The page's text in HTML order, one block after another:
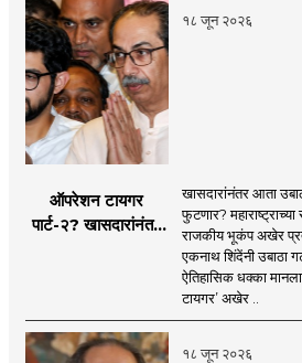
१८ जून २०२६
ऑपरेशन टायगर
पार्ट-२? खासदारांनंतर
खासदारांनंतर आता
फुटणार? महाराष्ट्राच्या
राजकीय भूकंप अखेर
एकनाथ शिंदेंनी उबाठा
ऐतिहासिक धक्का
टायगर’ अखेर ..
१८ जून २०२६